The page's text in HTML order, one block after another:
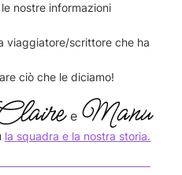
nostre informazioni
viaggiatore/scrittore che ha
ciò che le diciamo!
e Manu
la squadra e la nostra storia.